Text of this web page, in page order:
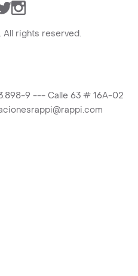
TwitterInstagram
All rights reserved.
9 --- Calle 63 # 16A-02